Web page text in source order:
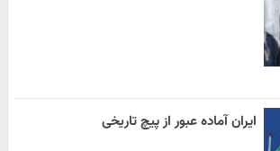
ایران آماده عبور از پیچ تاریخی